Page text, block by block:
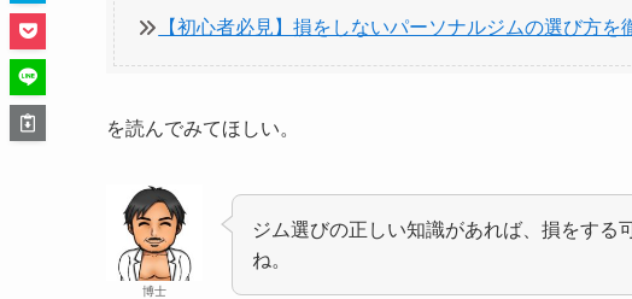
【初心者必見】損をしないパーソナルジムの選び方を
を読んでみてほしい。
博士
ジム選びの正しい知識があれば、損をする
ね。